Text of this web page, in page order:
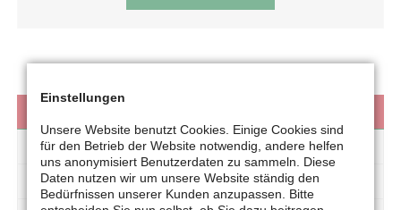
GALERIE
TECHNIK
Einstellungen
Unsere Website benutzt Cookies. Einige Cookies sind
für den Betrieb der Website notwendig, andere helfen
uns anonymisiert Benutzerdaten zu sammeln. Diese
Daten nutzen wir um unsere Website ständig den
Bedürfnissen unserer Kunden anzupassen. Bitte